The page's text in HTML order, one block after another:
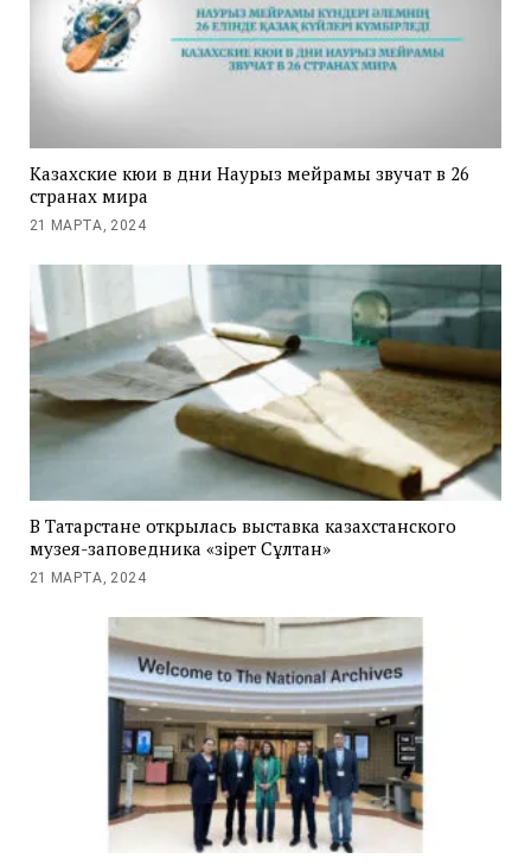
Казахские кюи в дни Наурыз мейрамы звучат в 26
странах мира
21 МАРТА, 2024
В Татарстане открылась выставка казахстанского
музея-заповедника «Әзірет Сұлтан»
21 МАРТА, 2024